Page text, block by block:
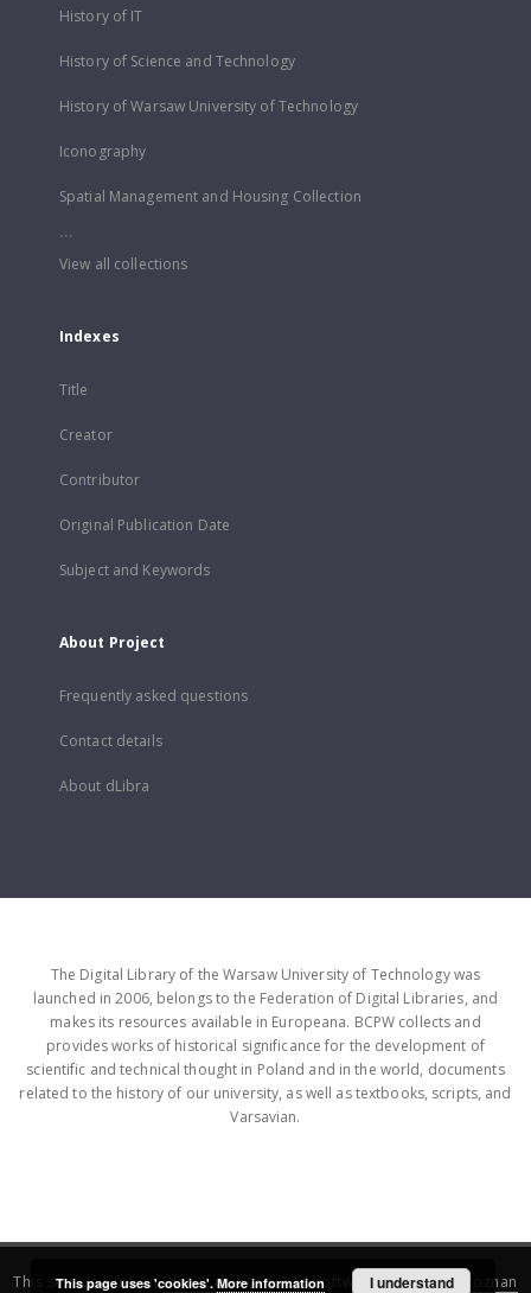
History of IT
History of Science and Technology
History of Warsaw University of Technology
Iconography
Spatial Management and Housing Collection
...
View all collections
Indexes
Title
Creator
Contributor
Original Publication Date
Subject and Keywords
About Project
Frequently asked questions
Contact details
About dLibra
The Digital Library of the Warsaw University of Technology was
launched in 2006, belongs to the Federation of Digital Libraries, and
makes its resources available in Europeana. BCPW collects and
provides works of historical significance for the development of
scientific and technical thought in Poland and in the world, documents
related to the history of our university, as well as textbooks, scripts, and
Varsavian.
This service runs onDInGO dLibra 6.3.16software created by Poznan
This page uses 'cookies'. More information I understand